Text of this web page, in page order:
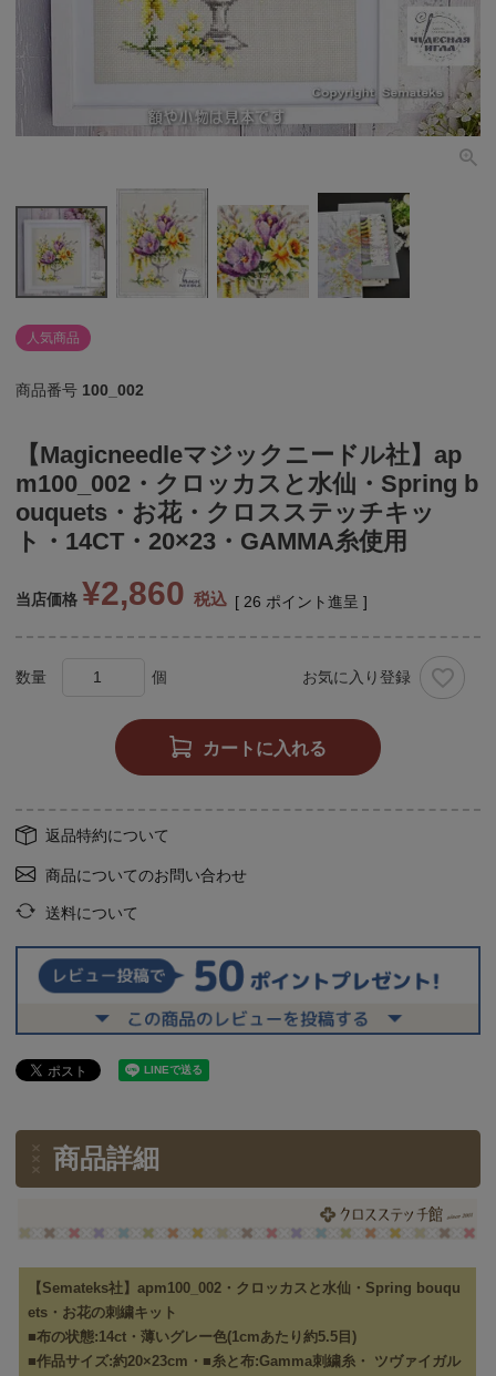
閉じる
人気商品
商品番号 100_002
【Magicneedleマジックニードル社】ap
m100_002・クロッカスと水仙・Spring b
ouquets・お花・クロスステッチキッ
ト・14CT・20×23・GAMMA糸使用
当店価格 ¥2,860 税込 [ 26 ポイント進呈 ]
お気に入り登録
カートに入れる
返品特約について
商品についてのお問い合わせ
送料について
商品詳細
【Semateks社】apm100_002・クロッカスと水仙・Spring bouqu
ets・お花の刺繍キット
■布の状態:14ct・薄いグレー色(1cmあたり約5.5目)
■作品サイズ:約20×23cm・■糸と布:Gamma刺繍糸・ ツヴァイガル